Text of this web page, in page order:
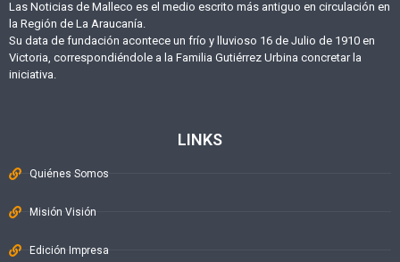
Las Noticias de Malleco es el medio escrito más antiguo en circulación en
la Región de La Araucanía.
Su data de fundación acontece un frío y lluvioso 16 de Julio de 1910 en
Victoria, correspondiéndole a la Familia Gutiérrez Urbina concretar la
iniciativa.
LINKS
Quiénes Somos
Misión Visión
Edición Impresa